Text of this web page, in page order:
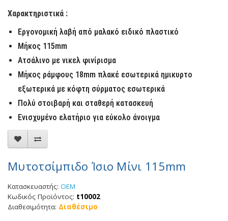
Χαρακτηριστικά :
Εργονομική λαβή από μαλακό ειδικό πλαστικό
Μήκος 115mm
Ατσάλινο με νικελ φινίρισμα
Μήκος ράμφους 18mm πλακέ εσωτερικά ημικυρτο
εξωτερικά με κόφτη σύρματος εσωτερικά
Πολύ στοιβαρή και σταθερή κατασκευή
Ενισχυμένο ελατήριο για εύκολο άνοιγμα
Μυτοτσίμπιδο Ίσιο Μίνι 115mm
Κατασκευαστής: OEM
Κωδικός Προϊόντος: t10002
Διαθεσιμότητα: Διαθέσιμο